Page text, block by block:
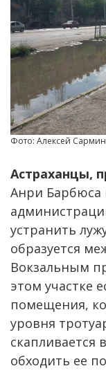
Фото: Алексей
Астраханцы,
Анри Барбюса
устранить
образуется
Вокзальным
этом участке
помещения,
уровня
скапливается
обходить ее